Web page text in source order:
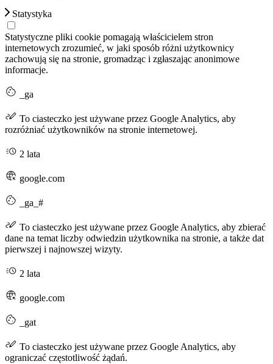
Statystyka
Statystyczne pliki cookie pomagają właścicielem stron
internetowych zrozumieć, w jaki sposób różni użytkownicy
zachowują się na stronie, gromadząc i zgłaszając anonimowe
informacje.
_ga
To ciasteczko jest używane przez Google Analytics, aby
rozróżniać użytkowników na stronie internetowej.
2 lata
google.com
_ga_#
To ciasteczko jest używane przez Google Analytics, aby zbierać
dane na temat liczby odwiedzin użytkownika na stronie, a także dat
pierwszej i najnowszej wizyty.
2 lata
google.com
_gat
To ciasteczko jest używane przez Google Analytics, aby
ograniczać częstotliwość żądań.